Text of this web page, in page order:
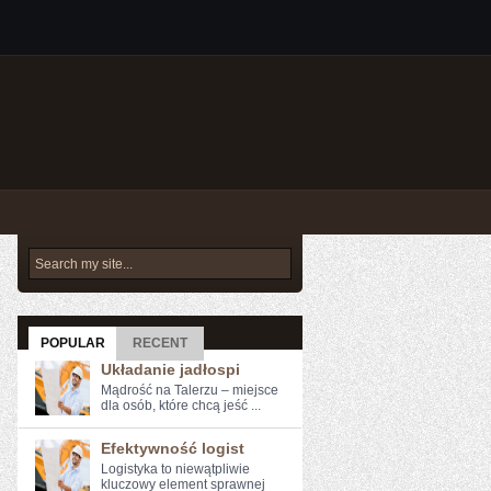
POPULAR RECENT
Układanie jadłospi
Mądrość na Talerzu – miejsce
dla osób, które chcą jeść ...
Efektywność logist
Logistyka to niewątpliwie
kluczowy element sprawnej